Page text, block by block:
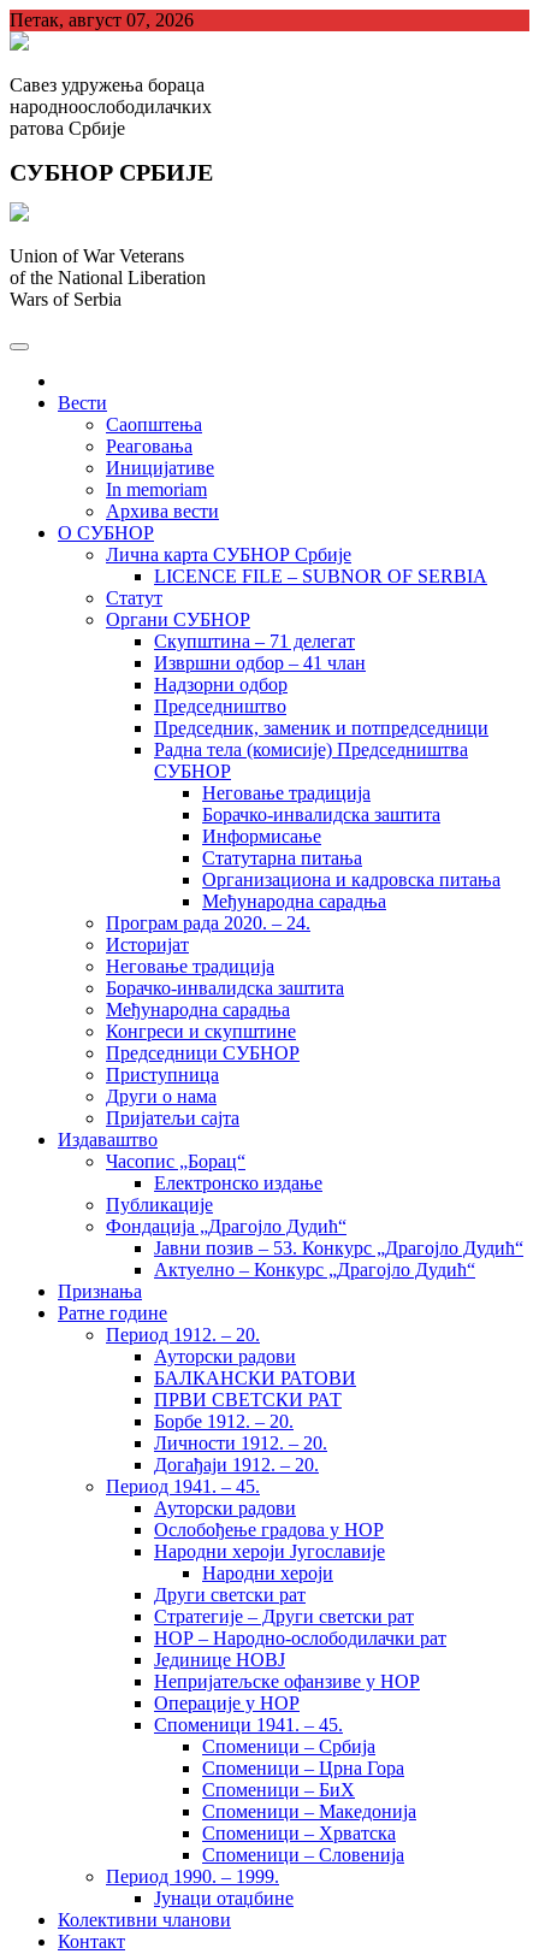
Skip
to
Петак, август 07, 2026
Савез удружења бораца
народноослободилачких
ратова Србије
СУБНОР СРБИЈЕ
Union of War Veterans
of the National Liberation
Wars of Serbia
Вести
Саопштења
Реаговања
Иницијативе
In memoriam
Архива вести
О СУБНОР
Лична карта СУБНОР Србије
LICENCE FILE – SUBNOR OF SERBIA
Статут
Органи СУБНОР
Скупштина – 71 делегат
Извршни одбор – 41 члан
Надзорни одбор
Председништво
Председник, заменик и потпредседници
Радна тела (комисије) Председништва
СУБНОР
Неговање традиција
Борачко-инвалидска заштита
Информисање
Статутарна питања
Организациона и кадровска питања
Међународна сарадња
Програм рада 2020. – 24.
Историјат
Неговање традиција
Борачко-инвалидска заштита
Међународна сарадња
Конгреси и скупштине
Председници СУБНОР
Приступница
Други о нама
Пријатељи сајта
Издаваштво
Часопис „Борац“
Електронско издање
Публикације
Фондација „Драгојло Дудић“
Јавни позив – 53. Конкурс „Драгојло Дудић“
Актуелно – Конкурс „Драгојло Дудић“
Признања
Ратне године
Период 1912. – 20.
Ауторски радови
БАЛКАНСКИ РАТОВИ
ПРВИ СВЕТСКИ РАТ
Борбе 1912. – 20.
Личности 1912. – 20.
Догађаји 1912. – 20.
Период 1941. – 45.
Ауторски радови
Ослобођење градова у НОР
Народни хероји Југославије
Народни хероји
Други светски рат
Стратегије – Други светски рат
НОР – Народно-ослободилачки рат
Јединице НОВЈ
Непријатељске офанзиве у НОР
Операције у НОР
Споменици 1941. – 45.
Споменици – Србија
Споменици – Црна Гора
Споменици – БиХ
Споменици – Македонија
Споменици – Хрватска
Споменици – Словенија
Период 1990. – 1999.
Јунаци отаџбине
Колективни чланови
Контакт